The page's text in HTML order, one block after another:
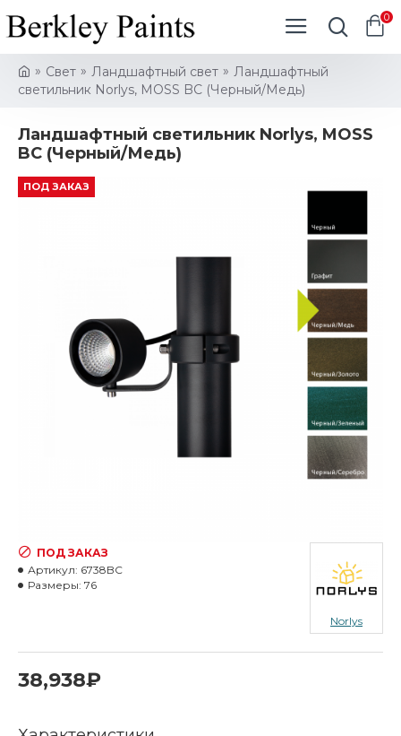
0
Свет Ландшафтный свет
Ландшафтный
светильник Norlys, MOSS BC (Черный/Медь)
Ландшафтный светильник Norlys, MOSS
BC (Черный/Медь)
ПОД ЗАКАЗ
38,938₽
ПОД ЗАКАЗ
Артикул: 6738BC
Размеры: 76
Norlys